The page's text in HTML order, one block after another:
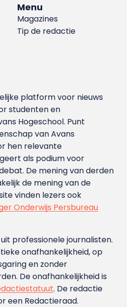
Menu
Magazines
Tip de redactie
platform voor nieuws
studenten en
Hoge­school. Punt
van Avans
hen relevante
als podium voor
De mening van derden
de mening van de
vinden lezers ook
Onderwijs Persbureau
professionele journalisten.
onafhankelijkheid, op
en zonder
De onafhankelijkheid is
. De redactie
een Redactieraad.